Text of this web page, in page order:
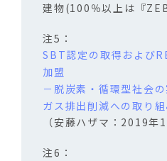
建物(100％以上は『
SBT認定の取得および
加盟
－脱炭素・循環型社会
ガス排出削減への取り
（安藤ハザマ：2019年